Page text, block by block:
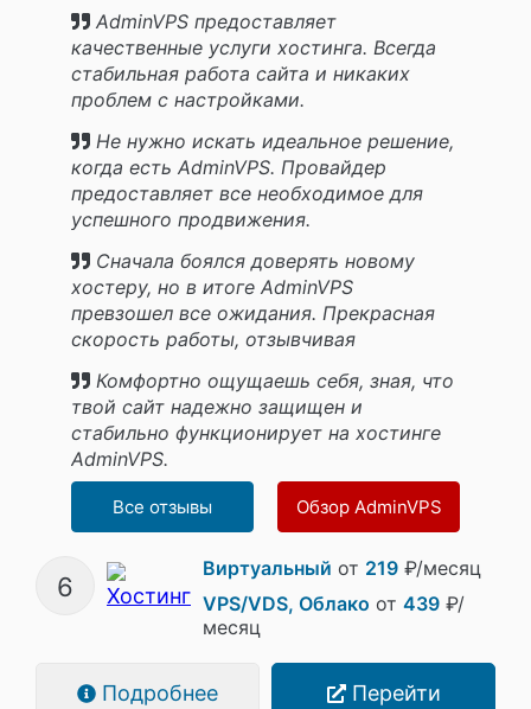
AdminVPS предоставляет
качественные услуги хостинга. Всегда
стабильная работа сайта и никаких
проблем с настройками.
Не нужно искать идеальное решение,
когда есть AdminVPS. Провайдер
предоставляет все необходимое для
успешного продвижения.
Сначала боялся доверять новому
хостеру, но в итоге AdminVPS
превзошел все ожидания. Прекрасная
скорость работы, отзывчивая
Комфортно ощущаешь себя, зная, что
твой сайт надежно защищен и
стабильно функционирует на хостинге
AdminVPS.
Все отзывы Обзор AdminVPS
6
Виртуальный от 219 ₽/месяц
VPS/VDS, Облако от 439 ₽/
месяц
Подробнее Перейти